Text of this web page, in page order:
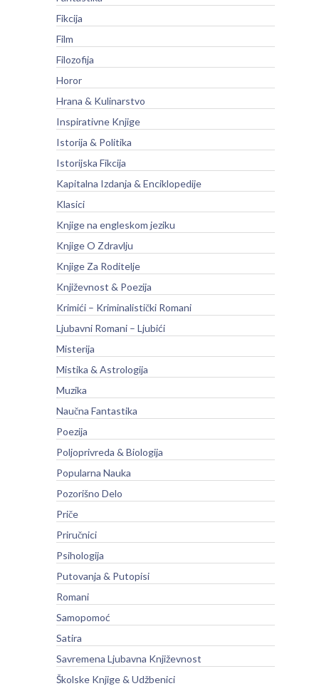
Fikcija
Film
Filozofija
Horor
Hrana & Kulinarstvo
Inspirativne Knjige
Istorija & Politika
Istorijska Fikcija
Kapitalna Izdanja & Enciklopedije
Klasici
Knjige na engleskom jeziku
Knjige O Zdravlju
Knjige Za Roditelje
Književnost & Poezija
Krimići – Kriminalistički Romani
Ljubavni Romani – Ljubići
Misterija
Mistika & Astrologija
Muzika
Naučna Fantastika
Poezija
Poljoprivreda & Biologija
Popularna Nauka
Pozorišno Delo
Priče
Priručnici
Psihologija
Putovanja & Putopisi
Romani
Samopomoć
Satira
Savremena Ljubavna Književnost
Školske Knjige & Udžbenici